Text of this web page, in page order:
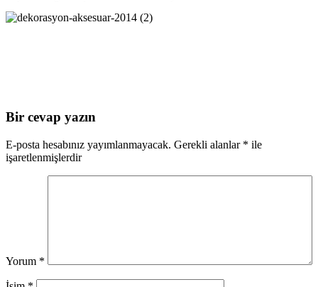
Bir cevap yazın
E-posta hesabınız yayımlanmayacak. Gerekli alanlar * ile
işaretlenmişlerdir
Yorum *